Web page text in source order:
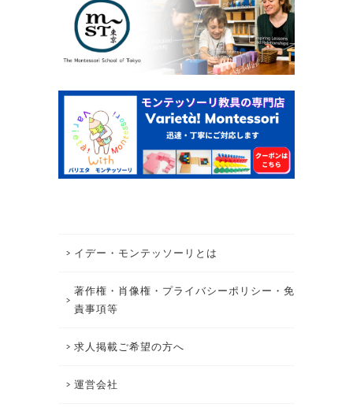
イデー・モンテッソーリとは
著作権・肖像権・プライバシーポリシー・免
責事項等
求人掲載ご希望の方へ
運営会社